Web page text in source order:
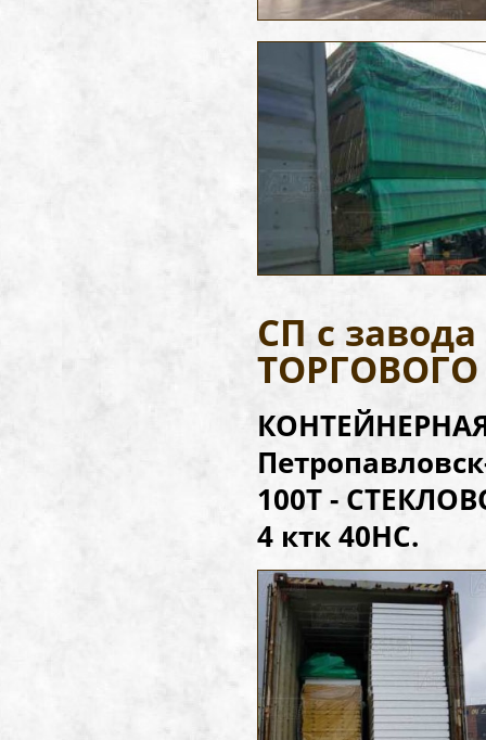
СП с
100Т -
4 ктк 40НС.